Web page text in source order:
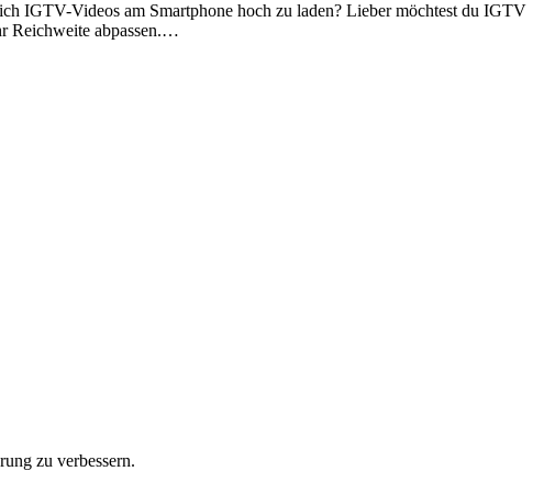
IGTV-Videos am Smartphone hoch zu laden? Lieber möchtest du IGTV
Reichweite abpassen.…
zu verbessern.